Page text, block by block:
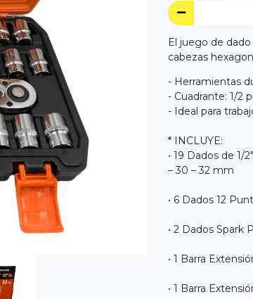
El juego de
cabezas
- Herramientas
- Cuadrante: 1/2
- Ideal para
* INCLUYE:
• 19 Dados de 1/
– 30 – 32 mm
• 6 Dados 12
• 2 Dados Spark
• 1 Barra
• 1 Barra